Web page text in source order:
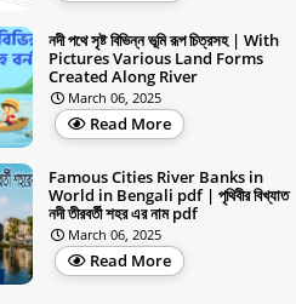
নদী পথে সৃষ্ট বিভিন্ন ভূমি রূপ চিত্রসহ | With
Pictures Various Land Forms
Created Along River
March 06, 2025
Read More
Famous Cities River Banks in
World in Bengali pdf | পৃথিবীর বিখ্যাত
নদী তীরবর্তী শহর এর নাম pdf
March 06, 2025
Read More